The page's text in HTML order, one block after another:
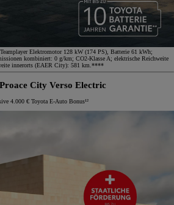
Elektromotor 128 kW (174 PS), Batterie 61 kWh;
kombiniert: 0 g/km; CO2-Klasse A; elektrische Reichweite
innerorts (EAER City): 581 km.****
City Verso Electric
4.000 € Toyota E-Auto Bonus¹²